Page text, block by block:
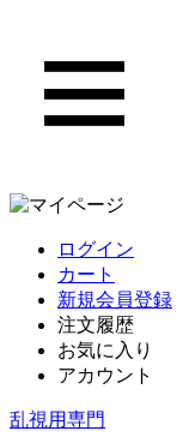
ログイン
カート
新規会員登録
注文履歴
お気に入り
アカウント
乱視用専門